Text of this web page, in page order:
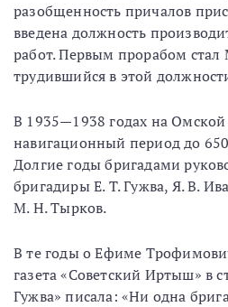
разобщенность причалов
введена должность
работ. Первым прорабом
трудившийся в этой
В 1935—1938 годах на Омской
навигационный период до
Долгие годы бригадами
бригадиры Е. Т. Гужва, Я. В.
М. Н. Тырков.
В те годы о Ефиме
газета «Советский Иртыш» в
Гужва» писала: «Ни одна